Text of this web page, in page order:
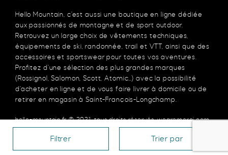
Filtrer Trier par
Hello Mountain, c’est aussi une boutique en ligne dédiée
aux passionnés de montagne et de sport outdoor.
Retrouvez un large choix de vêtements techniques,
équipements de ski, randonnée, trail et VTT, ainsi que des
accessoires et sportswear pour toutes vos aventures.
Profitez d’une sélection des plus grandes marques
(Rossignol, Salomon, Scott, Atomic…) avec la possibilité
d’acheter en ligne et de vous faire livrer à domicile ou de
retirer en magasin à Saint-François-Longchamp.
hello-mountain.fr© 2021, tous droits réservés.wearemerci.com